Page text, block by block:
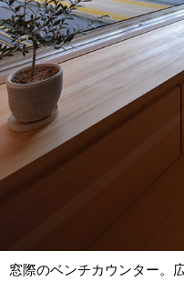
窓際のベンチカウンター。